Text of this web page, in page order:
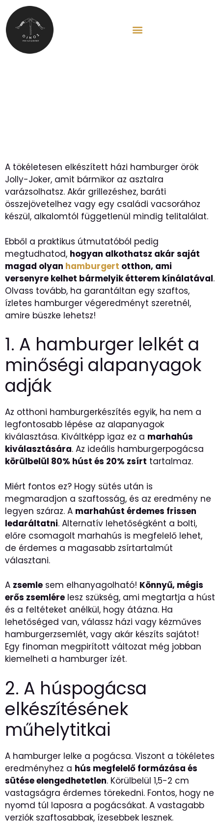
A tökéletesen elkészített házi hamburger örök
Jolly-Joker, amit bármikor az asztalra
varázsolhatsz. Akár grillezéshez, baráti
összejövetelhez vagy egy családi vacsorához
készül, alkalomtól függetlenül mindig telitalálat.
Ebből a praktikus útmutatóból pedig
megtudhatod, hogyan alkothatsz akár saját
magad olyan hamburgert otthon, ami
versenyre kelhet bármelyik étterem kínálatával.
Olvass tovább, ha garantáltan egy szaftos,
ízletes hamburger végeredményt szeretnél,
amire büszke lehetsz!
1. A hamburger lelkét a
minőségi alapanyagok
adják
Az otthoni hamburgerkészítés egyik, ha nem a
legfontosabb lépése az alapanyagok
kiválasztása. Kiváltképp igaz ez a marhahús
kiválasztására. Az ideális hamburgerpogácsa
körülbelül 80% húst és 20% zsírt tartalmaz.
Miért fontos ez? Hogy sütés után is
megmaradjon a szaftosság, és az eredmény ne
legyen száraz. A marhahúst érdemes frissen
ledaráltatni. Alternatív lehetőségként a bolti,
előre csomagolt marhahús is megfelelő lehet,
de érdemes a magasabb zsírtartalmút
választani.
A zsemle sem elhanyagolható! Könnyű, mégis
erős zsemlére lesz szükség, ami megtartja a húst
és a feltéteket anélkül, hogy átázna. Ha
lehetőséged van, válassz házi vagy kézműves
hamburgerzsemlét, vagy akár készíts sajátot!
Egy finoman megpirított változat még jobban
kiemelheti a hamburger ízét.
2. A húspogácsa
elkészítésének
műhelytitkai
A hamburger lelke a pogácsa. Viszont a tökéletes
eredményhez a hús megfelelő formázása és
sütése elengedhetetlen. Körülbelül 1,5-2 cm
vastagságra érdemes törekedni. Fontos, hogy ne
nyomd túl laposra a pogácsákat. A vastagabb
verziók szaftosabbak, ízesebbek lesznek.